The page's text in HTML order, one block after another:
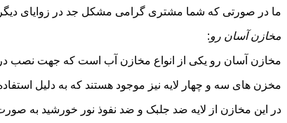
ما در صورتی که شما مشتری گرامی مشکل جد در زوایای دیگر
مخازن آسان رو:
مخازن آسان رو یکی از انواع مخازن آب است که جهت نصب
مخزن های سه و چهار لایه نیز موجود هستند که به دلیل
در این مخازن از لایه ضد جلبک و ضد نفوذ نور خورشید به